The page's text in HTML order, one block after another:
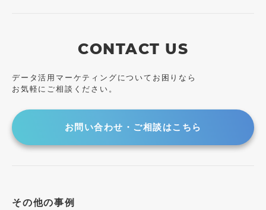
CONTACT US
データ活用マーケティングについてお困りなら
お気軽にご相談ください。
お問い合わせ・ご相談はこちら
その他の事例